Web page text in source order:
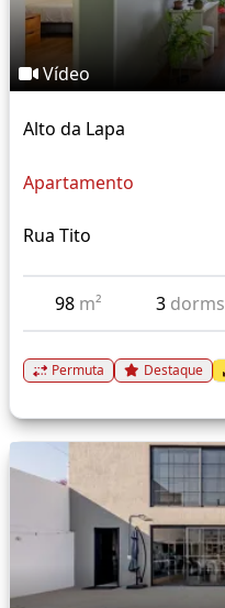
Vídeo
Alto da Lapa
Apartamento
Rua Tito
98 m² 3 dorms
Permuta Destaque